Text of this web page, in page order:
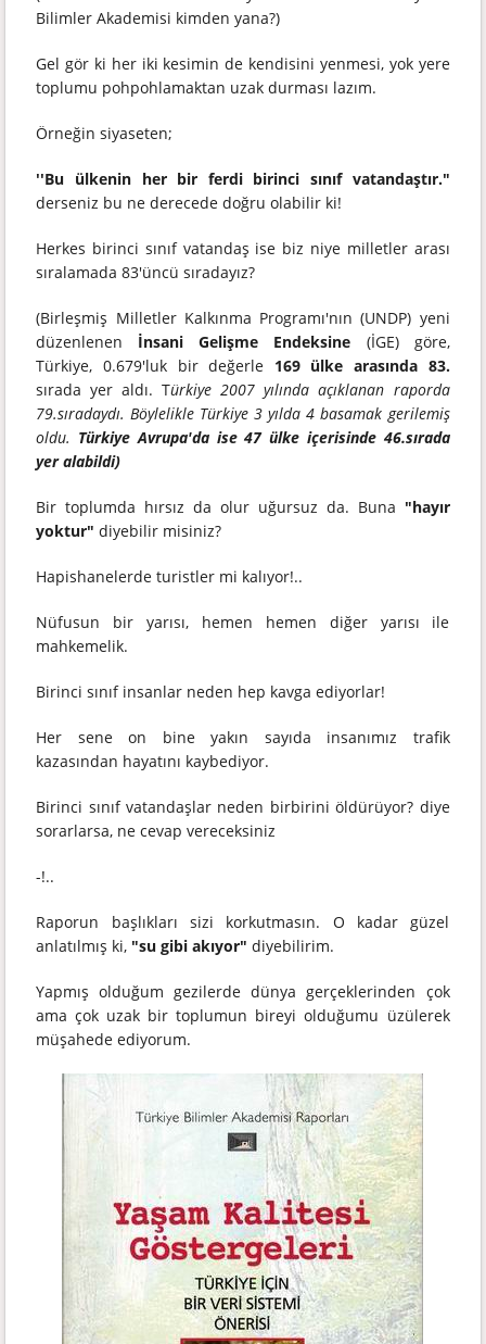
Bilimler Akademisi kimden yana?)
Gel gör ki her iki kesimin de kendisini yenmesi, yok yere
toplumu pohpohlamaktan uzak durması lazım.
Örneğin siyaseten;
''Bu ülkenin her bir ferdi birinci sınıf vatandaştır."
derseniz bu ne derecede doğru olabilir ki!
Herkes birinci sınıf vatandaş ise biz niye milletler arası
sıralamada 83'üncü sıradayız?
(Birleşmiş Milletler Kalkınma Programı'nın (UNDP) yeni
düzenlenen İnsani Gelişme Endeksine (İGE) göre,
Türkiye, 0.679'luk bir değerle 169 ülke arasında 83.
sırada yer aldı. Türkiye 2007 yılında açıklanan raporda
79.sıradaydı. Böylelikle Türkiye 3 yılda 4 basamak gerilemiş
oldu. Türkiye Avrupa'da ise 47 ülke içerisinde 46.sırada
yer alabildi)
Bir toplumda hırsız da olur uğursuz da. Buna "hayır
yoktur" diyebilir misiniz?
Hapishanelerde turistler mi kalıyor!..
Nüfusun bir yarısı, hemen hemen diğer yarısı ile
mahkemelik.
Birinci sınıf insanlar neden hep kavga ediyorlar!
Her sene on bine yakın sayıda insanımız trafik
kazasından hayatını kaybediyor.
Birinci sınıf vatandaşlar neden birbirini öldürüyor? diye
sorarlarsa, ne cevap vereceksiniz
-!..
Raporun başlıkları sizi korkutmasın. O kadar güzel
anlatılmış ki, "su gibi akıyor" diyebilirim.
Yapmış olduğum gezilerde dünya gerçeklerinden çok
ama çok uzak bir toplumun bireyi olduğumu üzülerek
müşahede ediyorum.